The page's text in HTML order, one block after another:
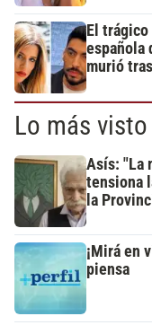
El
española
murió
Lo más visto
Asís: "La
tensiona
la
¡Mirá en
piensa